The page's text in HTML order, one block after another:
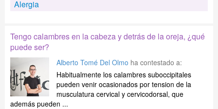
Alergia
Tengo calambres en la cabeza y detrás de la oreja, ¿qué
puede ser?
Alberto Tomé Del Olmo ha contestado a:
Habitualmente los calambres suboccipitales
pueden venir ocasionados por tension de la
musculatura cervical y cervicodorsal, que
además pueden ...